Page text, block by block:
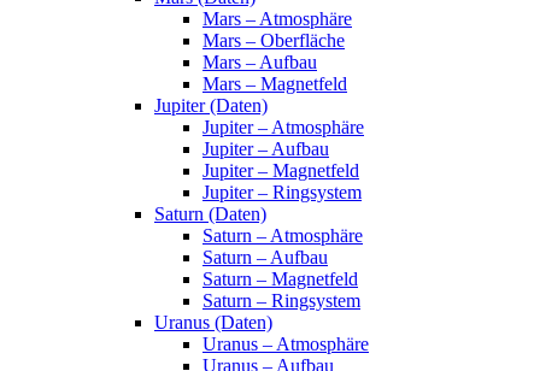
Mars – Atmosphäre
Mars – Oberfläche
Mars – Aufbau
Mars – Magnetfeld
Jupiter (Daten)
Jupiter – Atmosphäre
Jupiter – Aufbau
Jupiter – Magnetfeld
Jupiter – Ringsystem
Saturn (Daten)
Saturn – Atmosphäre
Saturn – Aufbau
Saturn – Magnetfeld
Saturn – Ringsystem
Uranus (Daten)
Uranus – Atmosphäre
Uranus – Aufbau